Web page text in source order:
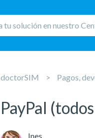
doctorSIM Pagos,
PayPal
Ines